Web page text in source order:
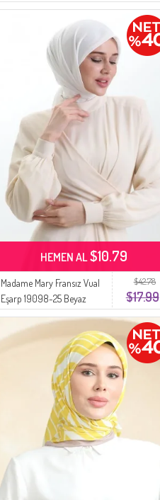
$42.78
$17.99
Madame Mary Fransız Vual
Eşarp 19098-25 Beyaz
HEMEN AL$10.79